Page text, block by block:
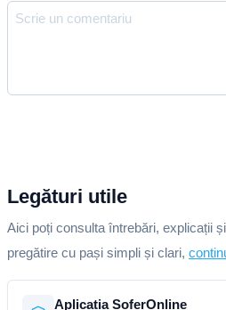
Legături utile
Aici poți consulta întrebări, explicații
pregătire cu pași simpli și clari,
Aplicația SoferOnline